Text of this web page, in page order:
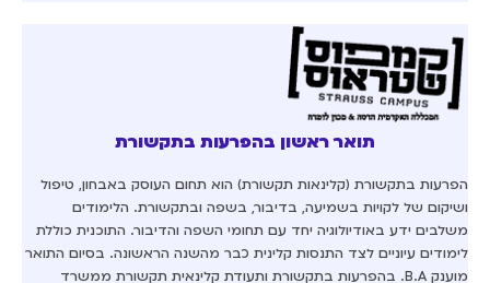
תואר ראשון בהפרעות בתקשורת
הפרעות בתקשורת (קלינאות תקשורת) הוא תחום העוסק באבחון, טיפול
ושיקום של לקויות בשמיעה, בדיבור, בשפה ובתקשורת. הלימודים
משלבים ידע באודיולוגיה יחד עם תחומי השפה והדיבור. התוכנית כוללת
לימודים עיוניים לצד התנסות קלינית כבר מהשנה הראשונה. בסיום התואר
מוענק B.A. בהפרעות בתקשורת ותעודת קלינאית תקשורת ממשרד